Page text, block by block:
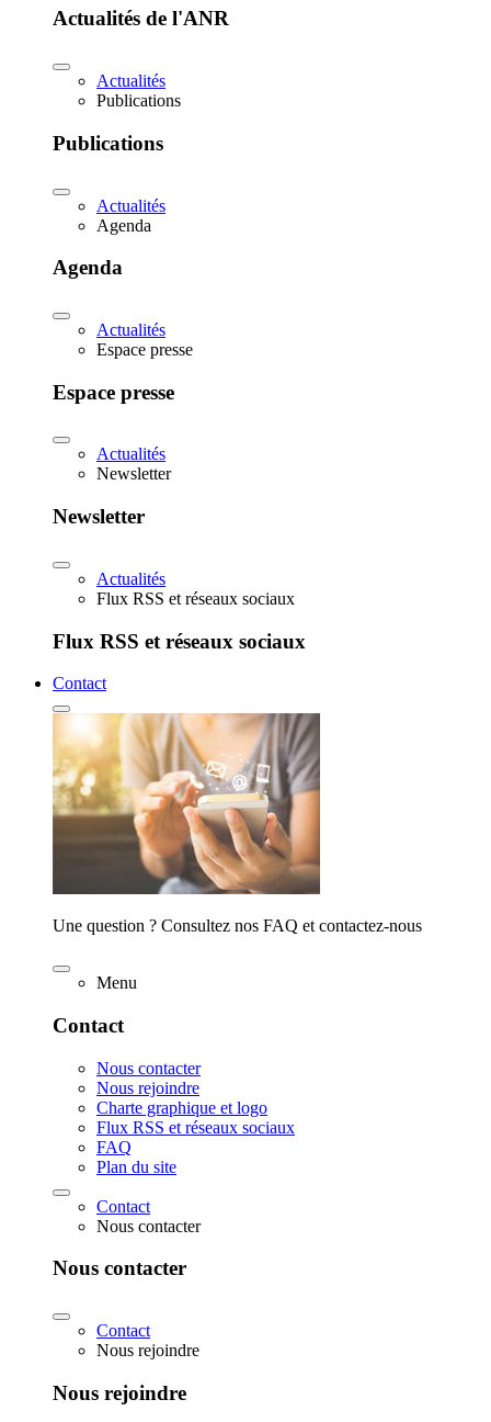
Actualités de l'ANR
Actualités
Publications
Publications
Actualités
Agenda
Agenda
Actualités
Espace presse
Espace presse
Actualités
Newsletter
Newsletter
Actualités
Flux RSS et réseaux sociaux
Flux RSS et réseaux sociaux
Contact
Une question ? Consultez nos FAQ et contactez-nous
Menu
Contact
Nous contacter
Nous rejoindre
Charte graphique et logo
Flux RSS et réseaux sociaux
FAQ
Plan du site
Contact
Nous contacter
Nous contacter
Contact
Nous rejoindre
Nous rejoindre